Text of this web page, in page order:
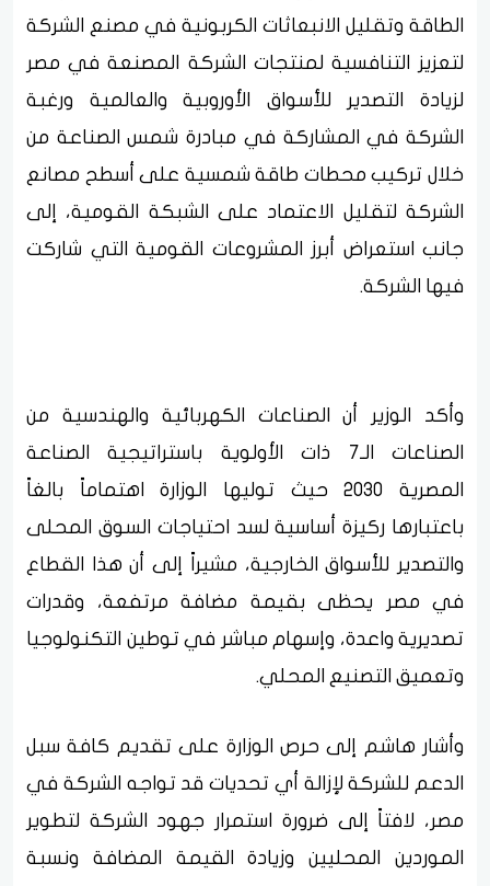
الطاقة وتقليل الانبعاثات الكربونية في مصنع الشركة
لتعزيز التنافسية لمنتجات الشركة المصنعة في مصر
لزيادة التصدير للأسواق الأوروبية والعالمية ورغبة
الشركة في المشاركة في مبادرة شمس الصناعة من
خلال تركيب محطات طاقة شمسية على أسطح مصانع
الشركة لتقليل الاعتماد على الشبكة القومية، إلى
جانب استعراض أبرز المشروعات القومية التي شاركت
فيها الشركة.
وأكد الوزير أن الصناعات الكهربائية والهندسية من
الصناعات الـ7 ذات الأولوية باستراتيجية الصناعة
المصرية 2030 حيث توليها الوزارة اهتماماً بالغاً
باعتبارها ركيزة أساسية لسد احتياجات السوق المحلى
والتصدير للأسواق الخارجية، مشيراً إلى أن هذا القطاع
في مصر يحظى بقيمة مضافة مرتفعة، وقدرات
تصديرية واعدة، وإسهام مباشر في توطين التكنولوجيا
وتعميق التصنيع المحلي.
وأشار هاشم إلى حرص الوزارة على تقديم كافة سبل
الدعم للشركة لإزالة أي تحديات قد تواجه الشركة في
مصر، لافتاً إلى ضرورة استمرار جهود الشركة لتطوير
الموردين المحليين وزيادة القيمة المضافة ونسبة